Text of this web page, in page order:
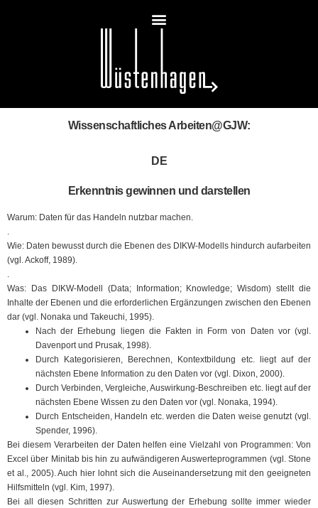
Wissenschaftliches Arbeiten@GJW:
DE
Erkenntnis gewinnen und darstellen
Warum: Daten für das Handeln nutzbar machen.
.
Wie: Daten bewusst durch die Ebenen des DIKW-Modells hindurch aufarbeiten
(vgl. Ackoff, 1989).
.
Was: Das DIKW-Modell (Data; Information; Knowledge; Wisdom) stellt die
Inhalte der Ebenen und die erforderlichen Ergänzungen zwischen den Ebenen
dar (vgl. Nonaka und Takeuchi, 1995).
Nach der Erhebung liegen die Fakten in Form von Daten vor (vgl.
Davenport und Prusak, 1998).
Durch Kategorisieren, Berechnen, Kontextbildung etc. liegt auf der
nächsten Ebene Information zu den Daten vor (vgl. Dixon, 2000).
Durch Verbinden, Vergleiche, Auswirkung-Beschreiben etc. liegt auf der
nächsten Ebene Wissen zu den Daten vor (vgl. Nonaka, 1994).
Durch Entscheiden, Handeln etc. werden die Daten weise genutzt (vgl.
Spender, 1996).
Bei diesem Verarbeiten der Daten helfen eine Vielzahl von Programmen: Von
Excel über Minitab bis hin zu aufwändigeren Auswerteprogrammen (vgl. Stone
et al., 2005). Auch hier lohnt sich die Auseinandersetzung mit den geeigneten
Hilfsmitteln (vgl. Kim, 1997).
Bei all diesen Schritten zur Auswertung der Erhebung sollte immer wieder